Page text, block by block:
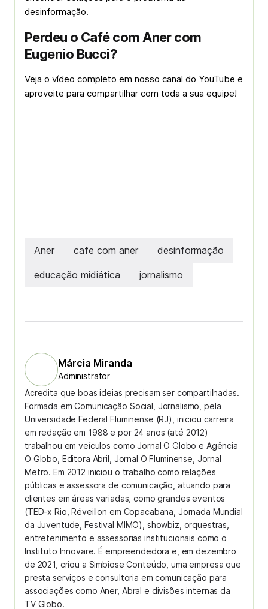
desinformação.
Perdeu o Café com Aner com
Eugenio Bucci?
Veja o vídeo completo em nosso canal do YouTube e
aproveite para compartilhar com toda a sua equipe!
Aner cafe com aner desinformação
educação midiática jornalismo
Márcia Miranda
Administrator
Acredita que boas ideias precisam ser compartilhadas.
Formada em Comunicação Social, Jornalismo, pela
Universidade Federal Fluminense (RJ), iniciou carreira
em redação em 1988 e por 24 anos (até 2012)
trabalhou em veículos como Jornal O Globo e Agência
O Globo, Editora Abril, Jornal O Fluminense, Jornal
Metro. Em 2012 iniciou o trabalho como relações
públicas e assessora de comunicação, atuando para
clientes em áreas variadas, como grandes eventos
(TED-x Rio, Réveillon em Copacabana, Jornada Mundial
da Juventude, Festival MIMO), showbiz, orquestras,
entretenimento e assessorias institucionais como o
Instituto Innovare. É empreendedora e, em dezembro
de 2021, criou a Simbiose Conteúdo, uma empresa que
presta serviços e consultoria em comunicação para
associações como Aner, Abral e divisões internas da
TV Globo.